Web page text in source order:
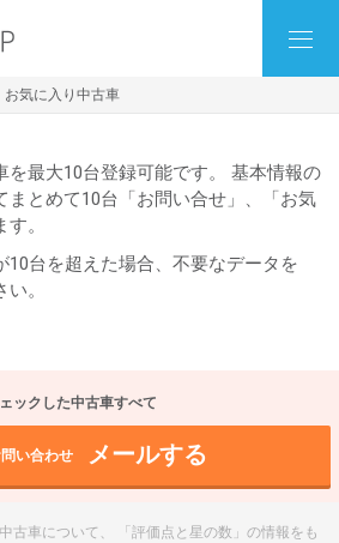
お気に入り中古車
を最大10台登録可能です。 基本情報の
まとめて10台「お問い合せ」、「お気
。
台を超えた場合、不要なデータを
。
ックした中古車すべて
い合わせ メールする
古車について、 「評価点と星の数」の情報をも